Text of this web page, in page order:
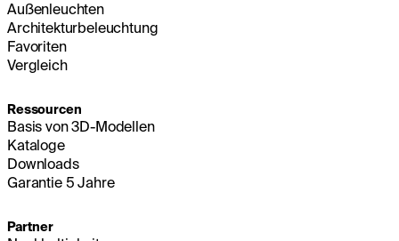
Außenleuchten
Architekturbeleuchtung
Favoriten
Vergleich
Ressourcen
Basis von 3D-Modellen
Kataloge
Downloads
Garantie 5 Jahre
Partner